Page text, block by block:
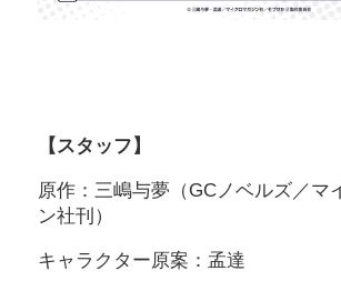
【スタッフ】
原作：三嶋与夢（GCノベルズ／マ
ン社刊）
キャラクター原案：孟達